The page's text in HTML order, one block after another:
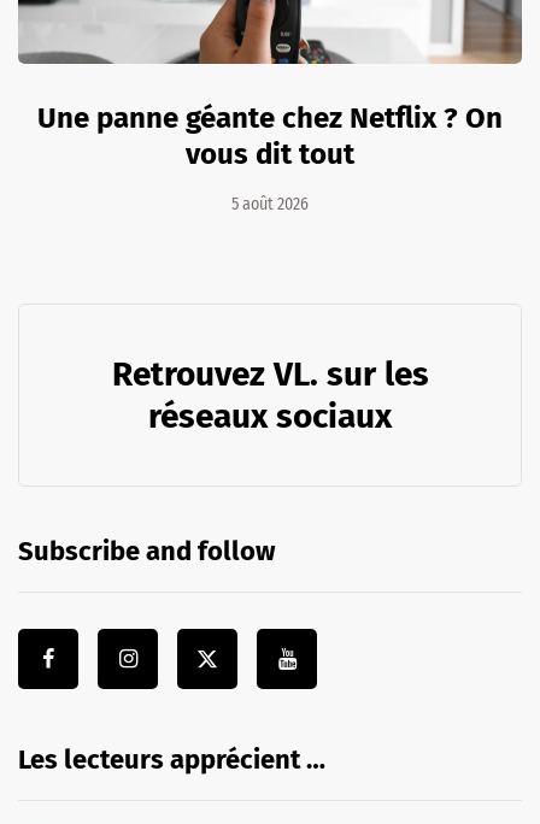
Une panne géante chez Netflix ? On
vous dit tout
5 août 2026
Retrouvez VL. sur les
réseaux sociaux
Subscribe and follow
Les lecteurs apprécient …